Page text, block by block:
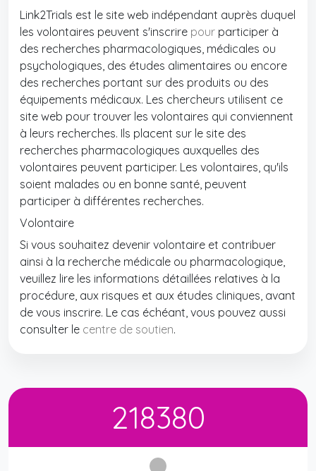
Link2Trials est le site web indépendant auprès duquel
les volontaires peuvent s'inscrire pour participer à
des recherches pharmacologiques, médicales ou
psychologiques, des études alimentaires ou encore
des recherches portant sur des produits ou des
équipements médicaux. Les chercheurs utilisent ce
site web pour trouver les volontaires qui conviennent
à leurs recherches. Ils placent sur le site des
recherches pharmacologiques auxquelles des
volontaires peuvent participer. Les volontaires, qu'ils
soient malades ou en bonne santé, peuvent
participer à différentes recherches.
Volontaire
Si vous souhaitez devenir volontaire et contribuer
ainsi à la recherche médicale ou pharmacologique,
veuillez lire les informations détaillées relatives à la
procédure, aux risques et aux études cliniques, avant
de vous inscrire. Le cas échéant, vous pouvez aussi
consulter le centre de soutien.
218380